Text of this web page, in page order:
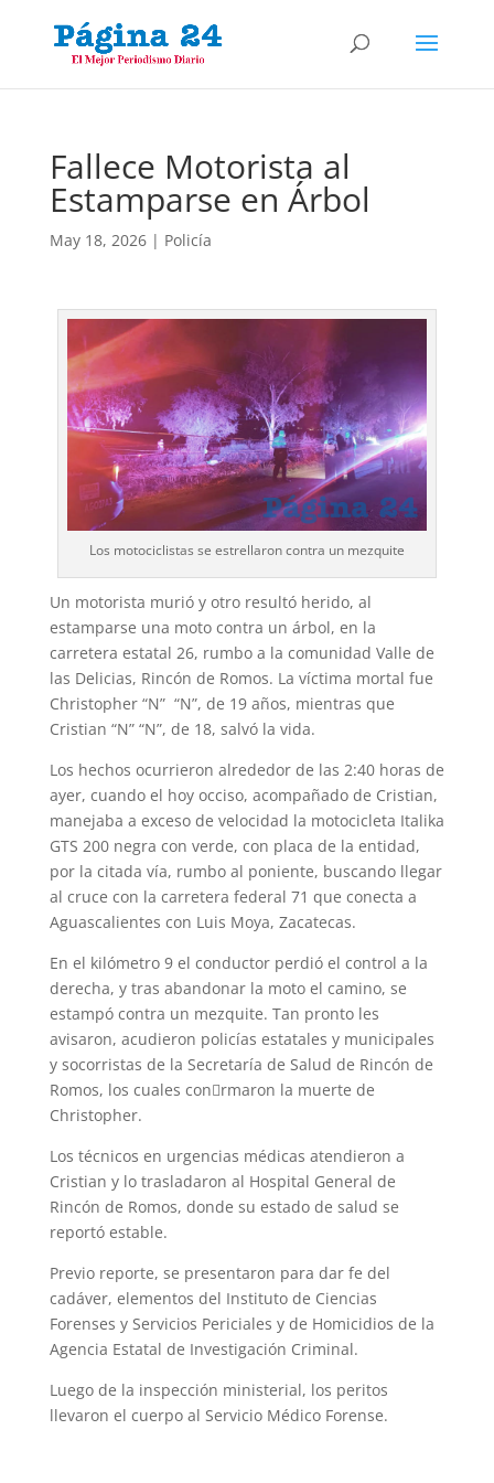
Fallece Motorista al
Estamparse en Árbol
May 18, 2026| Policía
Los motociclistas se estrellaron contra un mezquite
Un motorista murió y otro resultó herido, al
estamparse una moto contra un árbol, en la
carretera estatal 26, rumbo a la comunidad Valle de
las Delicias, Rincón de Romos. La víctima mortal fue
Christopher “N” “N”, de 19 años, mientras que
Cristian “N” “N”, de 18, salvó la vida.
Los hechos ocurrieron alrededor de las 2:40 horas de
ayer, cuando el hoy occiso, acompañado de Cristian,
manejaba a exceso de velocidad la motocicleta Italika
GTS 200 negra con verde, con placa de la entidad,
por la citada vía, rumbo al poniente, buscando llegar
al cruce con la carretera federal 71 que conecta a
Aguascalientes con Luis Moya, Zacatecas.
En el kilómetro 9 el conductor perdió el control a la
derecha, y tras abandonar la moto el camino, se
estampó contra un mezquite. Tan pronto les
avisaron, acudieron policías estatales y municipales
y socorristas de la Secretaría de Salud de Rincón de
Romos, los cuales con􀂿rmaron la muerte de
Christopher.
Los técnicos en urgencias médicas atendieron a
Cristian y lo trasladaron al Hospital General de
Rincón de Romos, donde su estado de salud se
reportó estable.
Previo reporte, se presentaron para dar fe del
cadáver, elementos del Instituto de Ciencias
Forenses y Servicios Periciales y de Homicidios de la
Agencia Estatal de Investigación Criminal.
Luego de la inspección ministerial, los peritos
llevaron el cuerpo al Servicio Médico Forense.